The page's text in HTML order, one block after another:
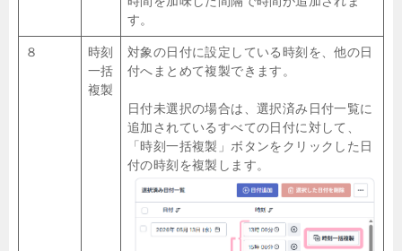
す。
８
時刻
一括
複製
対象の日付に設定している時刻を、他の日
付へまとめて複製できます。
日付未選択の場合は、選択済み日付一覧に
追加されているすべての日付に対して、
「時刻一括複製」ボタンをクリックした日
付の時刻を複製します。